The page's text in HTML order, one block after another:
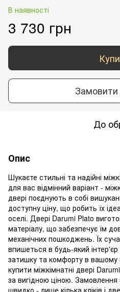
В наявності
3 730 грн
До
Опис
Шукаєте стильні та надійні
для вас відмінний варіант -
двері поєднують в собі
доступну ціну, що робить їх
оселі. Двері Darumi Plato
матеріалу, що забезпечує їм
механічних пошкоджень. Їх
впишеться в будь-який
затишку та комфорту в
купити міжкімнатні двері
за вигідною ціною. Замовлення
швидко - лише кілька кліків і